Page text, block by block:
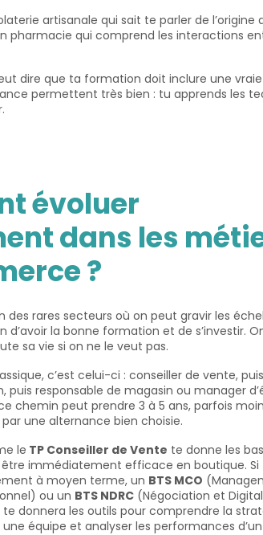
artisanale qui sait te parler de
pharmacie qui comprend les interactions
dire que ta formation doit inclure une
permettent très bien : tu apprends les
évoluer
dans les
?
des rares secteurs où on peut gravir les
d’avoir la bonne formation et de s’investir.
sa vie si on ne le veut pas.
c’est celui-ci : conseiller de vente,
puis responsable de magasin ou manager
chemin peut prendre 3 à 5 ans, parfois
une alternance bien choisie.
le TP Conseiller de Vente te donne les
immédiatement efficace en boutique. Si
à moyen terme, un BTS MCO
ou un BTS NDRC (Négociation et
donnera les outils pour comprendre la
équipe et analyser les performances